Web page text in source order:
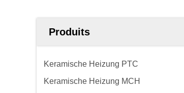
Produits
Keramische Heizung PTC
Keramische Heizung MCH